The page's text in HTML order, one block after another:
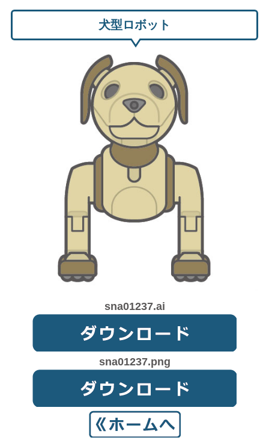
犬型ロボット
sna01237.ai
sna01237.png